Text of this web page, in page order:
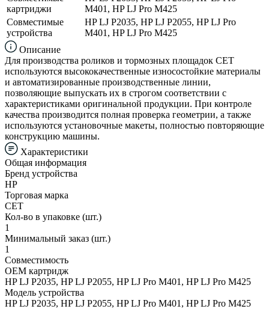
картриджи
M401, HP LJ Pro M425
Совместимые
устройства
HP LJ P2035, HP LJ P2055, HP LJ Pro
M401, HP LJ Pro M425
Описание
Для производства роликов и тормозных площадок CET
используются высококачественные износостойкие материалы
и автоматизированные производственные линии,
позволяющие выпускать их в строгом соответствии с
характеристиками оригинальной продукции. При контроле
качества производится полная проверка геометрии, а также
используются установочные макеты, полностью повторяющие
конструкцию машины.
Характеристики
Общая информация
Бренд устройства
HP
Торговая марка
CET
Кол-во в упаковке (шт.)
1
Минимальный заказ (шт.)
1
Совместимость
ОЕМ картридж
HP LJ P2035, HP LJ P2055, HP LJ Pro M401, HP LJ Pro M425
Модель устройства
HP LJ P2035, HP LJ P2055, HP LJ Pro M401, HP LJ Pro M425